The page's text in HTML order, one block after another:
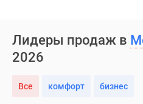
бизнес-
класса
Траншевая
Лидеры продаж в
2026
Все комфорт бизнес